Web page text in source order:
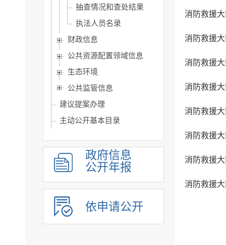
抽查情况和查处结果
执法人员名录
财政信息
公共资源配置领域信息
生态环境
公共监管信息
建议提案办理
主动公开基本目录
政府信息
公开年报
依申请公开
消防救援
消防救援
消防救援
消防救援
消防救援
消防救援
消防救援
消防救援